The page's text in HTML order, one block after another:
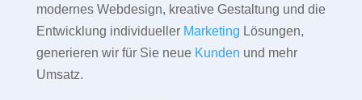
modernes Webdesign, kreative Gestaltung und die
Entwicklung individueller Marketing Lösungen,
generieren wir für Sie neue Kunden und mehr
Umsatz.